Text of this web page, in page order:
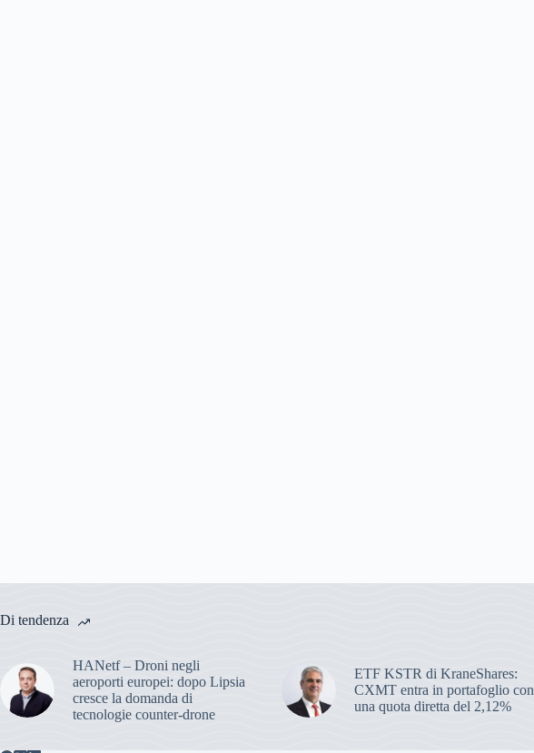
Di tendenza
HANetf – Droni negli
aeroporti europei: dopo Lipsia
cresce la domanda di
tecnologie counter-drone
ETF KSTR di KraneShares:
CXMT entra in portafoglio con
una quota diretta del 2,12%